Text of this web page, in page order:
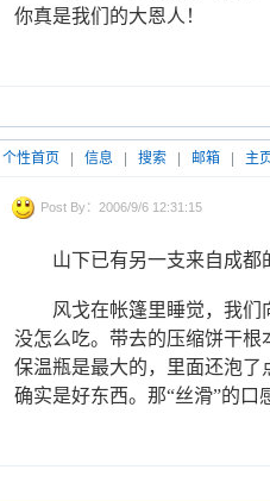
你真是我们的大恩人！
个性首页 信息 搜索 邮箱 主
Post By：2006/9/6 12:31:15
山下已有另一支来自成
风戈在帐篷里睡觉，我
没怎么吃。带去的压缩饼干根
保温瓶是最大的，里面还泡
确实是好东西。那“丝滑”的口